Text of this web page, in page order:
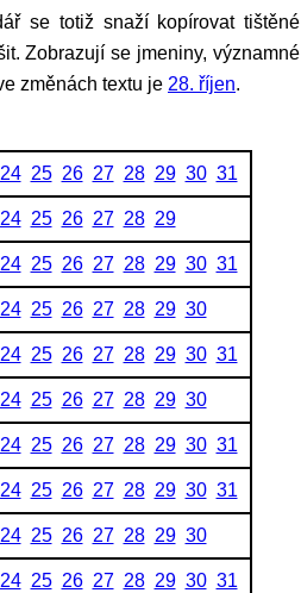
Zobrazují se jmeniny, významné
změnách textu je 28. říjen.
24 25 26 27 28 29 30 31
24 25 26 27 28 29
24 25 26 27 28 29 30 31
24 25 26 27 28 29 30
24 25 26 27 28 29 30 31
24 25 26 27 28 29 30
24 25 26 27 28 29 30 31
24 25 26 27 28 29 30 31
24 25 26 27 28 29 30
24 25 26 27 28 29 30 31